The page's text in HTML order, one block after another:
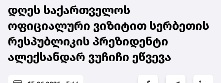
დღეს საქართველოს
ოფიციალური ვიზიტით სერბეთის
რესპუბლიკის პრეზიდენტი
ალექსანდარ ვუჩიჩი ეწვევა